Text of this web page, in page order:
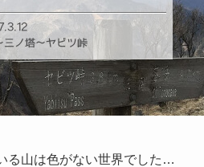
る山は色がない世界でした…